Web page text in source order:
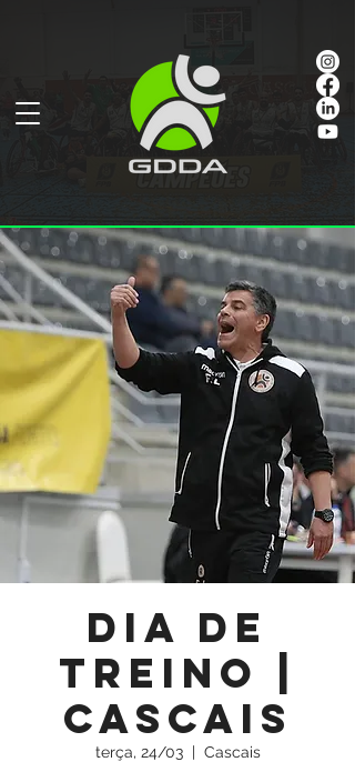
Dia de
Treino |
Cascais
terça, 24/03
  |
Cascais